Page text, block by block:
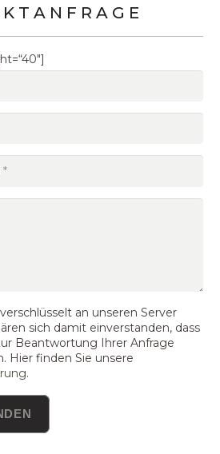
T A N F R A G E
an unseren Server
sich damit einverstanden, dass
Beantwortung Ihrer Anfrage
Hier finden Sie unsere
.